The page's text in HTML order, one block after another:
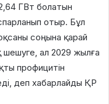
ГВт болатын
отыр. Бұл
соңына қарай
шешуге, ал 2029 жылға
профицитін
деп хабарлайды ҚР